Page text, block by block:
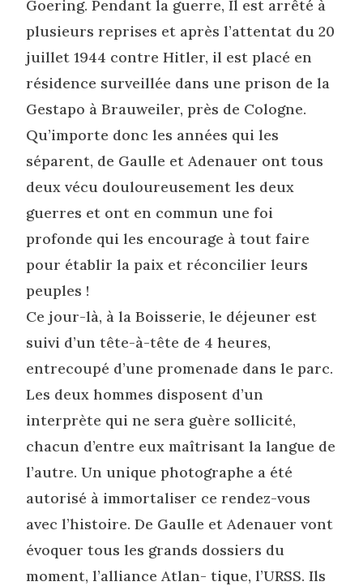
Goering. Pendant la guerre, Il est arrêté à
plusieurs reprises et après l’attentat du 20
juillet 1944 contre Hitler, il est placé en
résidence surveillée dans une prison de la
Gestapo à Brauweiler, près de Cologne.
Qu’importe donc les années qui les
séparent, de Gaulle et Adenauer ont tous
deux vécu douloureusement les deux
guerres et ont en commun une foi
profonde qui les encourage à tout faire
pour établir la paix et réconcilier leurs
peuples !
Ce jour-là, à la Boisserie, le déjeuner est
suivi d’un tête-à-tête de 4 heures,
entrecoupé d’une promenade dans le parc.
Les deux hommes disposent d’un
interprète qui ne sera guère sollicité,
chacun d’entre eux maîtrisant la langue de
l’autre. Un unique photographe a été
autorisé à immortaliser ce rendez-vous
avec l’histoire. De Gaulle et Adenauer vont
évoquer tous les grands dossiers du
moment, l’alliance Atlan- tique, l’URSS. Ils